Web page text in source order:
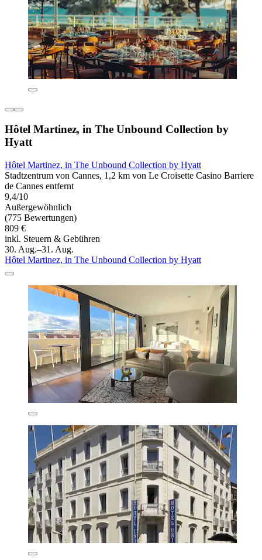
Hôtel Martinez, in The Unbound Collection by
Hyatt
Hôtel Martinez, in The Unbound Collection by Hyatt
Stadtzentrum von Cannes, 1,2 km von Le Croisette Casino Barriere
de Cannes entfernt
9,4/10
Außergewöhnlich
(775 Bewertungen)
809 €
inkl. Steuern & Gebühren
30. Aug.–31. Aug.
Hôtel Martinez, in The Unbound Collection by Hyatt